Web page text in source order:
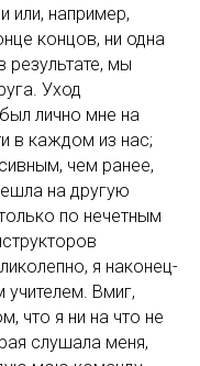
или, например,
концов, ни одна
результате, мы
Уход
лично мне на
в каждом из нас;
чем ранее,
на другую
по нечетным
я наконец-
Вмиг,
что я ни на что не
слушала меня,